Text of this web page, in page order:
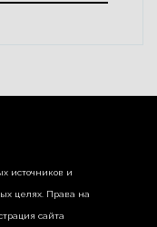
источников и
целях. Права на
сайта